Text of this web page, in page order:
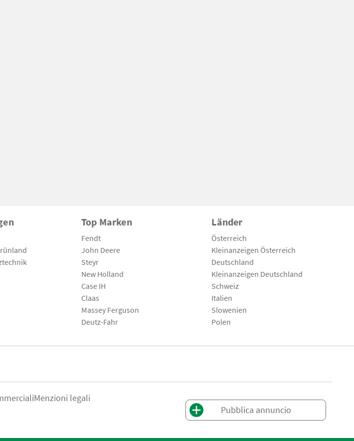
Top Marken
Fendt
John Deere
Steyr
New Holland
Case IH
Claas
Massey Ferguson
Deutz-Fahr
Länder
Österreich
Kleinanzeigen Österreich
Deutschland
Kleinanzeigen Deutschland
Schweiz
Italien
Slowenien
Polen
Menzioni legali
Pubblica annuncio